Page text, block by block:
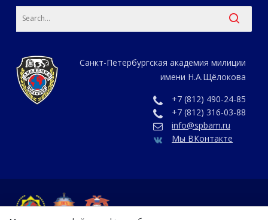
Санкт-Петербургская академия милиции
имени Н.А.Щёлокова
+7 (812) 490-24-85
+7 (812) 316-03-88
info@spbam.ru
Мы ВКонтакте